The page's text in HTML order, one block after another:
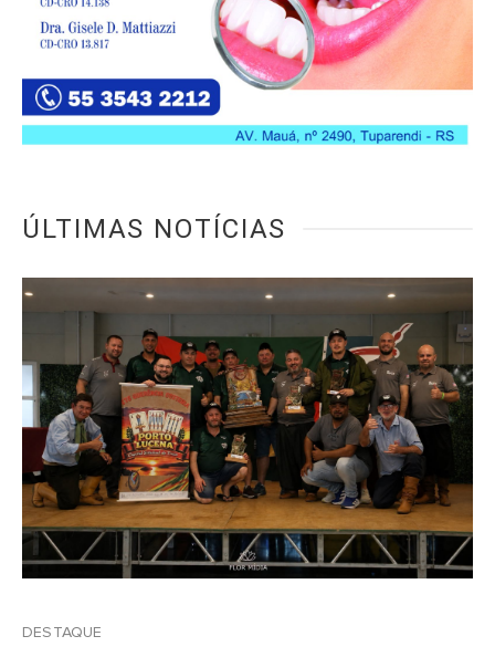
ÚLTIMAS NOTÍCIAS
DESTAQUE